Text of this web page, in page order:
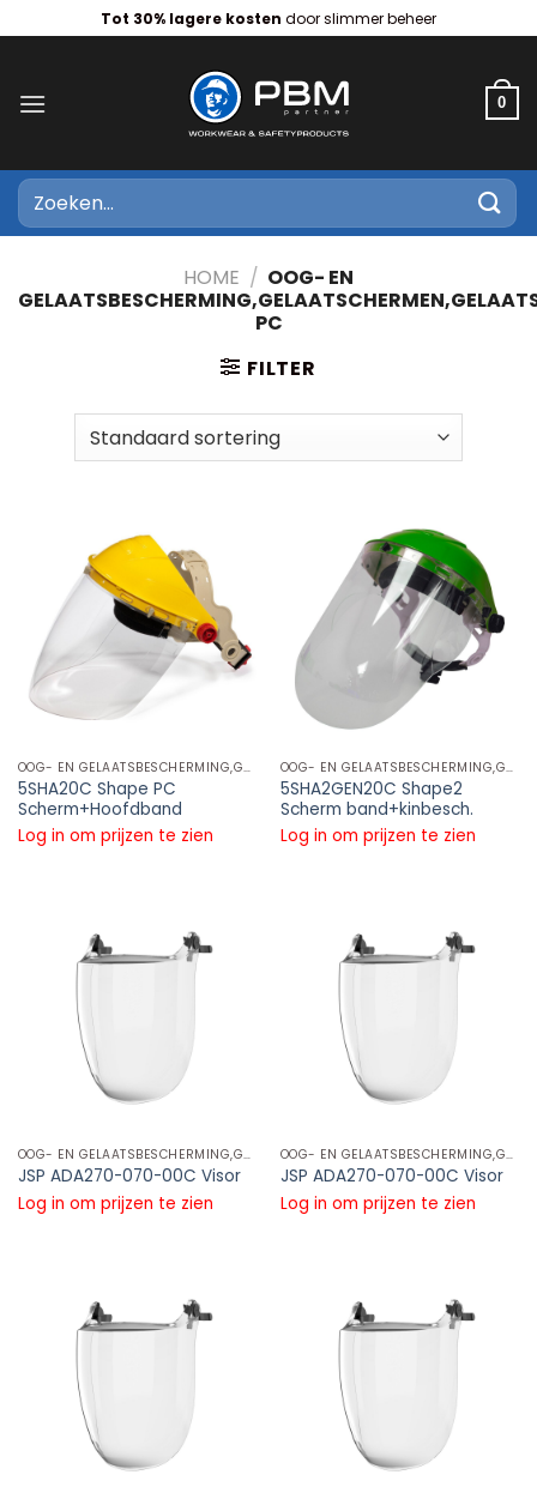
naar
Tot 30% lagere kosten door slimmer beheer
0
Zoeken
naar:
HOME / OOG- EN
PC
FILTER
OOG- EN GELAATSBESCHERMING,GELAATSCHERMEN,GELAATSCHERM PC
5SHA20C Shape PC
Scherm+Hoofdband
Log in om prijzen te zien
OOG- EN GELAATSBESCHERMING,GELAATSCHERMEN,GELAATSCHERM PC
5SHA2GEN20C Shape2
Scherm band+kinbesch.
Log in om prijzen te zien
OOG- EN GELAATSBESCHERMING,GELAATSCHERMEN,GELAATSCHERM PC
JSP ADA270-070-00C Visor
Log in om prijzen te zien
OOG- EN GELAATSBESCHERMING,GELAATSCHERMEN,GELAATSCHERM PC
JSP ADA270-070-00C Visor
Log in om prijzen te zien